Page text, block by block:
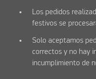
Los pedidos
festivos se
Solo aceptamos
correctos y no hay
incumplimiento de